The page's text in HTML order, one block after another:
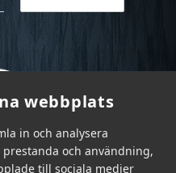
webbplats
in och analysera
och användning,
till sociala medier